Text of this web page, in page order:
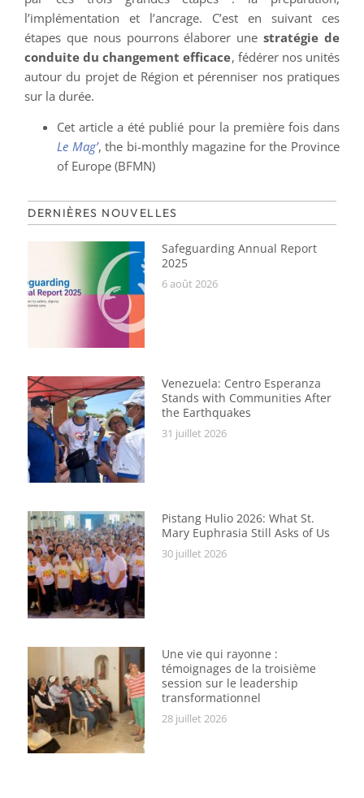
l’implémentation et l’ancrage. C’est en suivant ces
étapes que nous pourrons élaborer unestratégie de
conduite du changement efficace, fédérer nos unités
autour du projet de Région et pérenniser nos pratiques
sur la durée.
Cet article a été publié pour la première fois dans
Le Mag’, the bi-monthly magazine for the Province
of Europe (BFMN)
DERNIÈRES NOUVELLES
Safeguarding Annual Report
2025
6 août 2026
Venezuela: Centro Esperanza
Stands with Communities After
the Earthquakes
31 juillet 2026
Pistang Hulio 2026: What St.
Mary Euphrasia Still Asks of Us
30 juillet 2026
Une vie qui rayonne :
témoignages de la troisième
session sur le leadership
transformationnel
28 juillet 2026